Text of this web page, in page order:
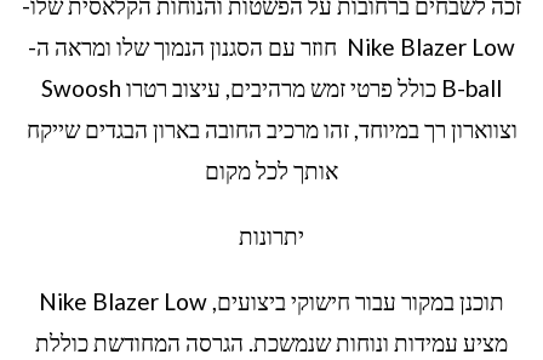
Nike Blazer Low חוזר עם הסגנון הנמוך שלו ומראה ה-
B-ball כולל פרטי זמש מרהיבים, עיצוב רטרו Swoosh
וצווארון רך במיוחד, זהו מרכיב החובה בארון הבגדים שייקח
אותך לכל מקום
יתרונות
תוכנן במקור עבור חישוקי ביצועים, Nike Blazer Low
מציע עמידות ונוחות שנמשכת. הגרסה המחודשת כוללת